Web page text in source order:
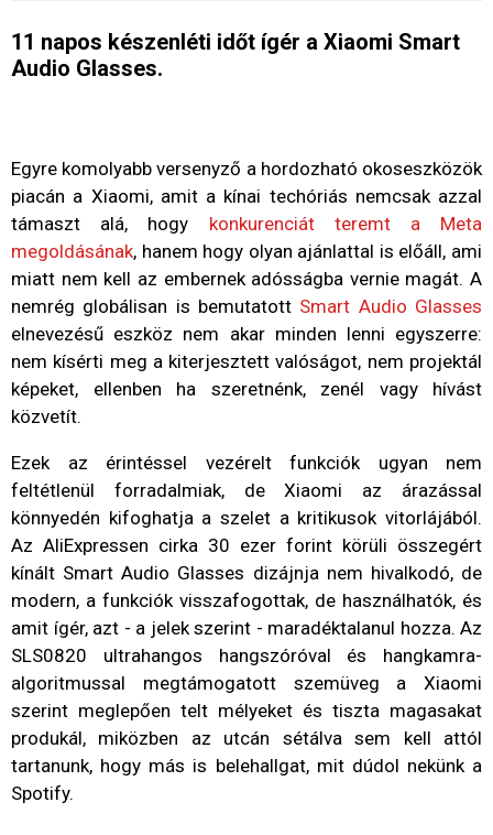
11 napos készenléti időt ígér a Xiaomi Smart
Audio Glasses.
Egyre komolyabb versenyző a hordozható okoseszközök
piacán a Xiaomi, amit a kínai techóriás nemcsak azzal
támaszt alá, hogy konkurenciát teremt a Meta
megoldásának, hanem hogy olyan ajánlattal is előáll, ami
miatt nem kell az embernek adósságba vernie magát. A
nemrég globálisan is bemutatott Smart Audio Glasses
elnevezésű eszköz nem akar minden lenni egyszerre:
nem kísérti meg a kiterjesztett valóságot, nem projektál
képeket, ellenben ha szeretnénk, zenél vagy hívást
közvetít.
Ezek az érintéssel vezérelt funkciók ugyan nem
feltétlenül forradalmiak, de Xiaomi az árazással
könnyedén kifoghatja a szelet a kritikusok vitorlájából.
Az AliExpressen cirka 30 ezer forint körüli összegért
kínált Smart Audio Glasses dizájnja nem hivalkodó, de
modern, a funkciók visszafogottak, de használhatók, és
amit ígér, azt - a jelek szerint - maradéktalanul hozza. Az
SLS0820 ultrahangos hangszóróval és hangkamra-
algoritmussal megtámogatott szemüveg a Xiaomi
szerint meglepően telt mélyeket és tiszta magasakat
produkál, miközben az utcán sétálva sem kell attól
tartanunk, hogy más is belehallgat, mit dúdol nekünk a
Spotify.